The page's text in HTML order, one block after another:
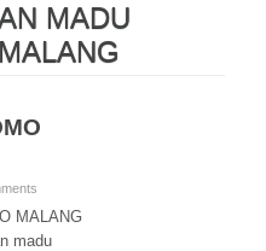
MADU
MALANG
madu